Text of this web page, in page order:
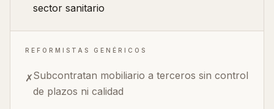
sector sanitario
REFORMISTAS GENÉRICOS
✗Subcontratan mobiliario a terceros sin control
de plazos ni calidad